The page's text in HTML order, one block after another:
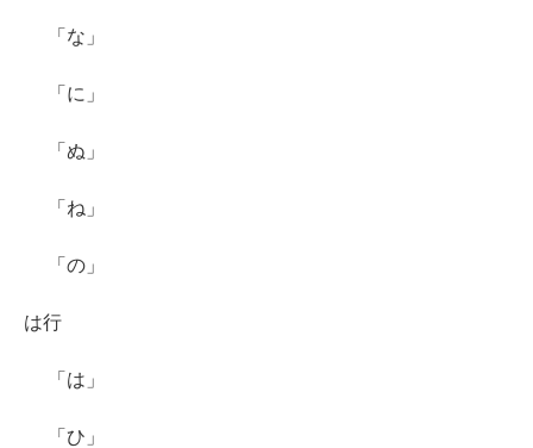
「な」
「に」
「ぬ」
「ね」
「の」
は行
「は」
「ひ」